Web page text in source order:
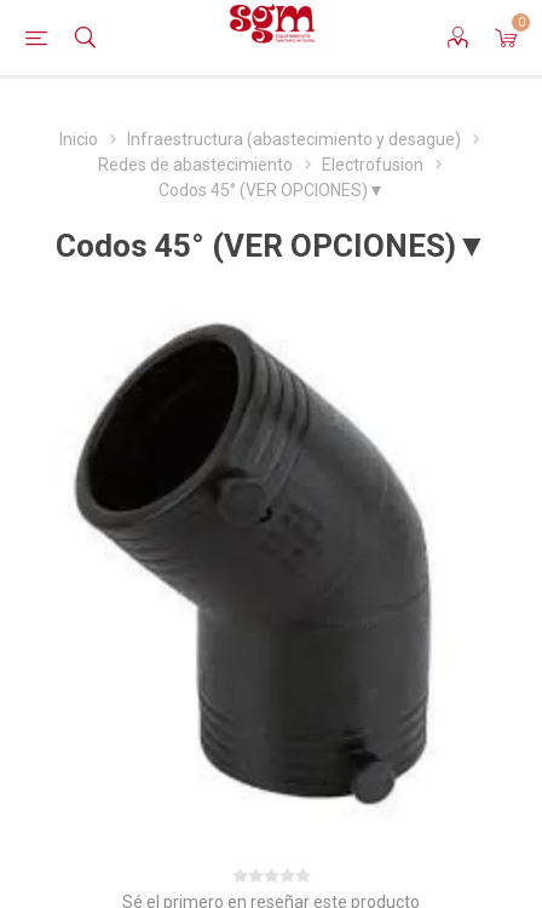
0
Inicio
Infraestructura (abastecimiento y desague)
Redes de abastecimiento
Electrofusion
Codos 45° (VER OPCIONES)▼
Codos 45° (VER OPCIONES)▼
Sé el primero en reseñar este producto